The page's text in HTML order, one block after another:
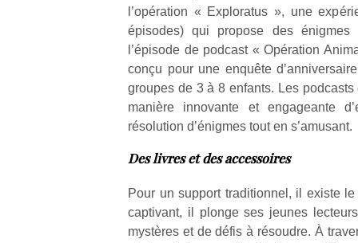
l’opération « Exploratus », une
épisodes) qui propose des
l’épisode de podcast « Opération
conçu pour une enquête
groupes de 3 à 8 enfants. Les podcasts
manière innovante et engageante
résolution d’énigmes tout en s’amusant.
Des livres et des accessoires
Pour un support traditionnel, il existe
captivant, il plonge ses jeunes
mystères et de défis à résoudre. À
à